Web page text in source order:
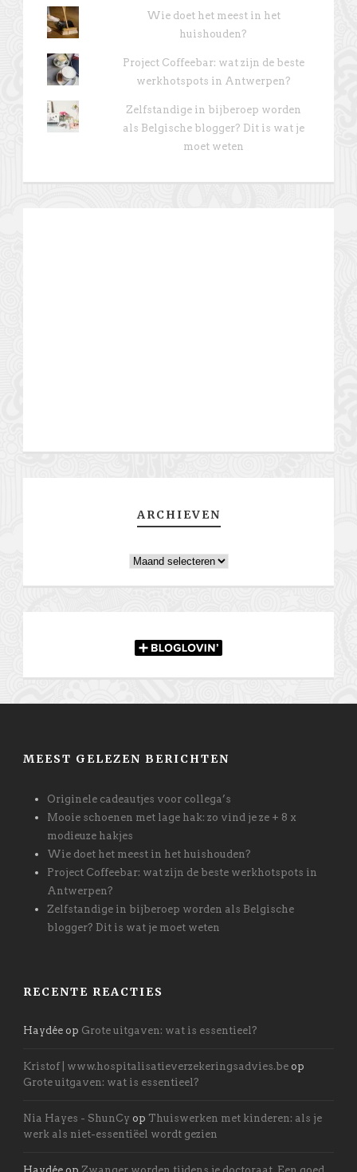
Wie doet het meest in het
huishouden?
Project Coffeebar: wat zijn de beste
werkhotspots in Antwerpen?
Zelfstandige in bijberoep worden
als Belgische blogger? Dit is wat je
moet weten
ARCHIEVEN
Archieven
MEEST GELEZEN BERICHTEN
Originele cadeautjes voor collega’s
Mooie schoenen met lage hak: zo vind je ze + 8 x
modieuze hakjes
Wie doet het meest in het huishouden?
Project Coffeebar: wat zijn de beste werkhotspots in
Antwerpen?
Zelfstandige in bijberoep worden als Belgische
blogger? Dit is wat je moet weten
RECENTE REACTIES
Haydée op Grote uitgaven: wat is essentieel?
Kristof | www.hospitalisatieverzekeringsadvies.be op
Grote uitgaven: wat is essentieel?
Nia Hayes - ShunCy op Thuiswerken met kinderen: als je
werk als niet-essentiëel wordt gezien